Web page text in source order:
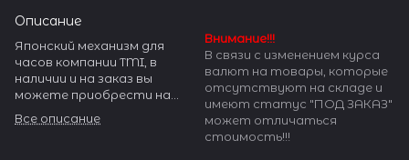
Описание
Японский механизм для
часов компании TMI, в
наличии и на заказ вы
можете приобрести на
TMI - SEIKO производит
Все описание
Внимание!!!
В связи с изменением курса
валют на товары, которые
отсутствуют на складе и
имеют статус "ПОД ЗАКАЗ"
может отличаться
стоимость!!!